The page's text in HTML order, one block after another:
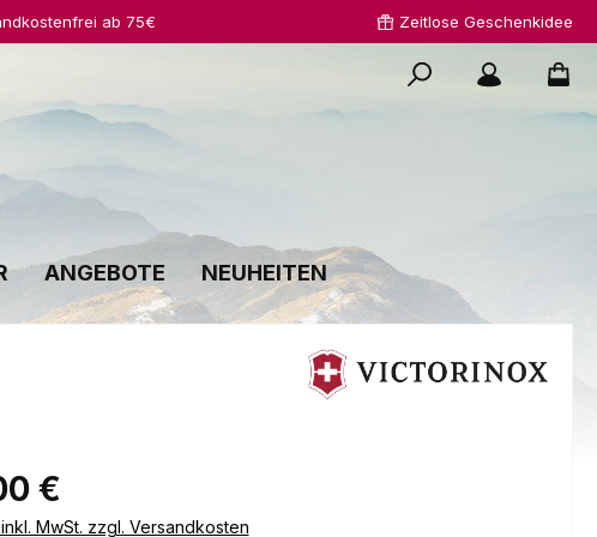
ab 75€ Zeitlose Geschenkidee
ANGEBOTE NEUHEITEN
Preis:
€
MwSt. zzgl. Versandkosten